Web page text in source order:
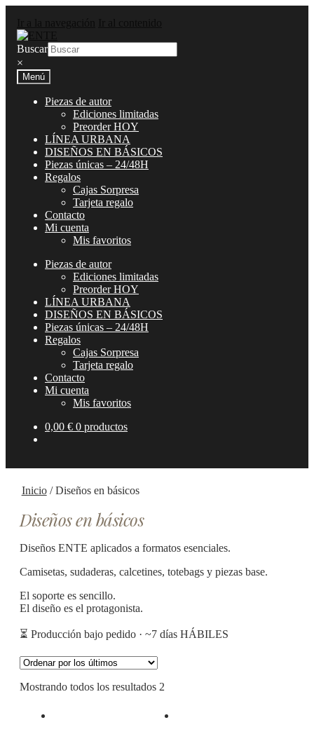
Buscar
×
Menú
Piezas de autor
Ediciones limitadas
Preorder HOY
LÍNEA URBANA
DISEÑOS EN BÁSICOS
Piezas únicas – 24/48H
Regalos
Cajas Sorpresa
Tarjeta regalo
Contacto
Mi cuenta
Mis favoritos
Piezas de autor
Ediciones limitadas
Preorder HOY
LÍNEA URBANA
DISEÑOS EN BÁSICOS
Piezas únicas – 24/48H
Regalos
Cajas Sorpresa
Tarjeta regalo
Contacto
Mi cuenta
Mis favoritos
0,00 € 0 productos
Inicio/Diseños en básicos
Diseños en básicos
Diseños ENTE aplicados a formatos esenciales.
Camisetas, sudaderas, calcetines, totebags y piezas base.
El soporte es sencillo.
El diseño es el protagonista.
⏳ Producción bajo pedido · ~7 días HÁBILES
Mostrando todos los resultados 2